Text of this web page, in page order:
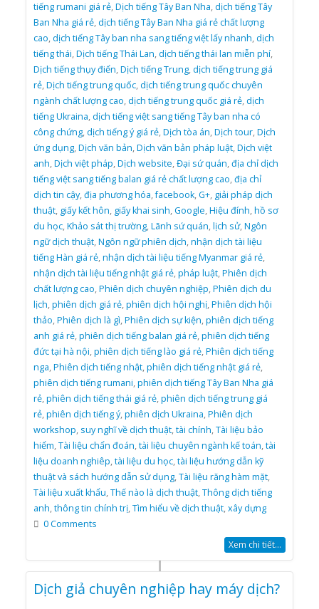
tiếng rumani giá rẻ,Dịch tiếng Tây Ban Nha,dịch tiếng Tây
Ban Nha giá rẻ,dịch tiếng Tây Ban Nha giá rẻ chất lượng
cao,dịch tiếng Tây ban nha sang tiếng việt lấy nhanh,dịch
tiếng thái,Dịch tiếng Thái Lan,dịch tiếng thái lan miễn phí,
Dịch tiếng thụy điển,Dịch tiếng Trung,dịch tiếng trung giá
rẻ,Dịch tiếng trung quốc,dịch tiếng trung quốc chuyên
ngành chất lượng cao,dịch tiếng trung quốc giá rẻ,dịch
tiếng Ukraina,dịch tiếng việt sang tiếng Tây ban nha có
công chứng,dịch tiếng ý giá rẻ,Dịch tòa án,Dịch tour,Dịch
ứng dụng,Dịch văn bản,Dịch văn bản pháp luật,Dịch việt
anh,Dịch việt pháp,Dịch website,Đại sứ quán,địa chỉ dịch
tiếng việt sang tiếng balan giá rẻ chất lượng cao,địa chỉ
dịch tin cậy,địa phương hóa,facebook,G+, giải pháp dịch
thuật, giấy kết hôn, giấy khai sinh,Google,Hiệu đính,hồ sơ
du học,Khảo sát thị trường,Lãnh sứ quán,lịch sử,Ngôn
ngữ dịch thuật,Ngôn ngữ phiên dịch,nhận dịch tài liệu
tiếng Hàn giá rẻ,nhận dịch tài liệu tiếng Myanmar giá rẻ,
nhận dịch tài liệu tiếng nhật giá rẻ,pháp luật,Phiên dịch
chất lượng cao,Phiên dịch chuyên nghiệp,Phiên dịch du
lịch,phiên dịch giá rẻ,phiên dịch hội nghị,Phiên dịch hội
thảo,Phiên dịch là gì,Phiên dịch sự kiện,phiên dịch tiếng
anh giá rẻ,phiên dịch tiếng balan giá rẻ,phiên dịch tiếng
đức tại hà nội,phiên dịch tiếng lào giá rẻ,Phiên dịch tiếng
nga,Phiên dịch tiếng nhật,phiên dịch tiếng nhật giá rẻ,
phiên dịch tiếng rumani,phiên dịch tiếng Tây Ban Nha giá
rẻ,phiên dịch tiếng thái giá rẻ,phiên dịch tiếng trung giá
rẻ,phiên dịch tiếng ý,phiên dịch Ukraina,Phiên dịch
workshop, suy nghĩ về dịch thuật,tài chính,Tài liệu bảo
hiểm,Tài liệu chẩn đoán,tài liệu chuyên ngành kế toán,tài
liệu doanh nghiêp,tài liệu du học,tài liệu hướng dẫn kỹ
thuật và sách hướng dẫn sử dụng,Tài liệu răng hàm mặt,
Tài liệu xuất khẩu,Thế nào là dịch thuật,Thông dịch tiếng
anh,thông tin chính trị,Tìm hiểu về dịch thuật,xây dựng
0 Comments
Xem chi tiết...
Dịch giả chuyên nghiệp hay máy dịch?